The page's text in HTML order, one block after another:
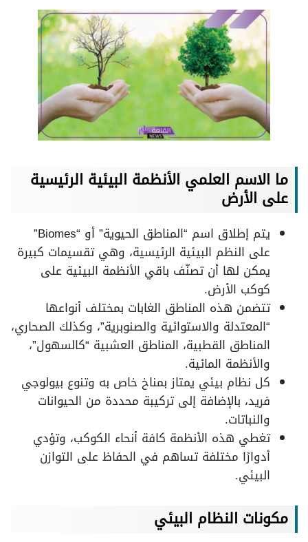
ما الاسم العلمي الأنظمة البيئية الرئيسية
على الأرض
يتم إطلاق اسم “المناطق الحيوية” أو “Biomes”
على النظم البيئية الرئيسية، وهي تقسيمات كبيرة
يمكن لها أن تصنّف باقي الأنظمة البيئية على
كوكب الأرض.
تتضمن هذه المناطق الغابات بمختلف أنواعها
“المعتدلة والاستوائية والصنوبرية”، وكذلك الصحاري،
المناطق القطبية، المناطق العشبية “كالسهول”،
والأنظمة المائية.
كل نظام بيئي يمتاز بمناخ خاص به وتنوع بيولوجي
فريد، بالإضافة إلى تركيبة محددة من الحيوانات
والنباتات.
تغطي هذه الأنظمة كافة أنحاء الكوكب، وتؤدي
أدوارًا مختلفة تساهم في الحفاظ على التوازن
البيئي.
مكونات النظام البيئي